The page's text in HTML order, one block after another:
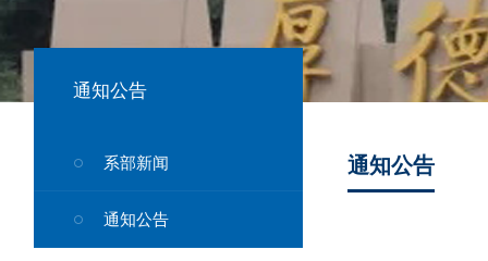
通知公告
系部新闻
通知公告
通知公告